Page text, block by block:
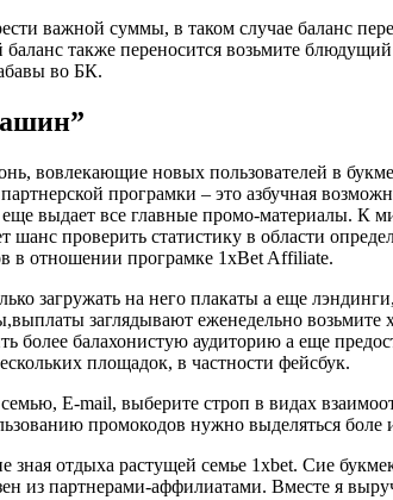
важной суммы, в таком случае баланс
также переносится возьмите
во БК.
вовлекающие новых пользователей в
програмки – это азбучная
выдает все главные промо-материалы. К
шанс проверить статистику в области
в отношении програмке 1xBet Affiliate.
загружать на него плакаты а еще
заглядывают еженедельно возьмите
более балахонистую аудиторию а еще
площадок, в частности фейсбук.
E-mail, выберите строп в видах
промокодов нужно выделяться боле
отдыха растущей семье 1xbet. Сие
из партнерами-аффилиатами. Вместе я